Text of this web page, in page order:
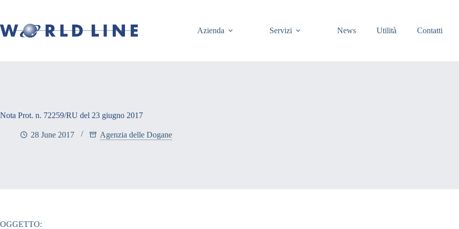
Azienda Servizi News Utilità Contatti
Nota Prot. n. 72259/RU del 23 giugno 2017
28 June 2017 Agenzia delle Dogane
OGGETTO: